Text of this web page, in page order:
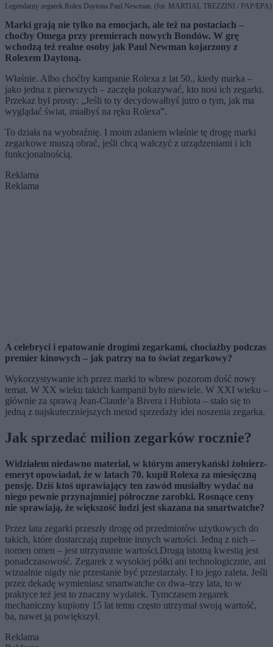
Legendarny zegarek Rolex Daytona Paul Newman. (fot. MARTIAL TREZZINI / PAP/EPA)
Marki grają nie tylko na emocjach, ale też na postaciach –
choćby Omega przy premierach nowych Bondów. W grę
wchodzą też realne osoby jak Paul Newman kojarzony z
Rolexem Daytoną.
Właśnie. Albo choćby kampanie Rolexa z lat 50., kiedy marka –
jako jedna z pierwszych – zaczęła pokazywać, kto nosi ich zegarki.
Przekaz był prosty: „Jeśli to ty decydowałbyś jutro o tym, jak ma
wyglądać świat, miałbyś na ręku Rolexa”.
To działa na wyobraźnię. I moim zdaniem właśnie tę drogę marki
zegarkowe muszą obrać, jeśli chcą walczyć z urządzeniami i ich
funkcjonalnością.
Reklama
Reklama
A celebryci i epatowanie drogimi zegarkami, chociażby podczas
premier kinowych – jak patrzy na to świat zegarkowy?
Wykorzystywanie ich przez marki to wbrew pozorom dość nowy
temat. W XX wieku takich kampanii było niewiele. W XXI wieku –
głównie za sprawą Jean-Claude’a Bivera i Hublota – stało się to
jedną z najskuteczniejszych metod sprzedaży idei noszenia zegarka.
Jak sprzedać milion zegarków rocznie?
Widziałem niedawno materiał, w którym amerykański żołnierz-
emeryt opowiadał, że w latach 70. kupił Rolexa za miesięczną
pensję. Dziś ktoś uprawiający ten zawód musiałby wydać na
niego pewnie przynajmniej półroczne zarobki. Rosnące ceny
nie sprawiają, że większość ludzi jest skazana na smartwatche?
Przez lata zegarki przeszły drogę od przedmiotów użytkowych do
takich, które dostarczają zupełnie innych wartości. Jedną z nich –
nomen omen – jest utrzymanie wartości.Drugą istotną kwestią jest
ponadczasowość. Zegarek z wysokiej półki ani technologicznie, ani
wizualnie nigdy nie przestanie być przestarzały. I to jego zaleta. Jeśli
przez dekadę wymieniasz smartwatche co dwa–trzy lata, to w
praktyce też jest to znaczny wydatek. Tymczasem zegarek
mechaniczny kupiony 15 lat temu często utrzymał swoją wartość,
ba, nawet ją powiększył.
Reklama